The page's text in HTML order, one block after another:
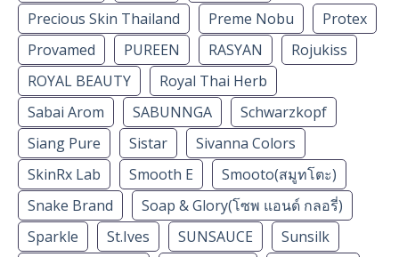
Precious Skin Thailand
Preme Nobu
Protex
Provamed
PUREEN RASYAN
Rojukiss
ROYAL BEAUTY
Royal Thai Herb
Sabai Arom
SABUNNGA
Schwarzkopf
Siang Pure
Sistar
Sivanna Colors
SkinRx Lab
Smooth E
Smooto(สมูทโตะ)
Snake Brand
Soap & Glory(โซพ แอนด์ กลอรี่)
Sparkle
St.Ives SUNSAUCE
Sunsilk